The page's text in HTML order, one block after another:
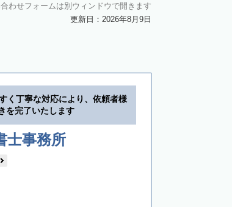
わせフォームは別ウィンドウで開きます
更新日：2026年8月9日
く丁寧な対応により、依頼者様
を完了いたします
士事務所